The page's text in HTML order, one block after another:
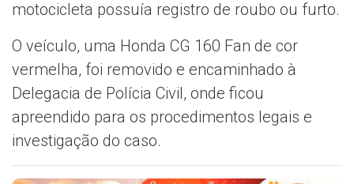
motocicleta possuía registro de roubo ou furto.
O veículo, uma Honda CG 160 Fan de cor
vermelha, foi removido e encaminhado à
Delegacia de Polícia Civil, onde ficou
apreendido para os procedimentos legais e
investigação do caso.